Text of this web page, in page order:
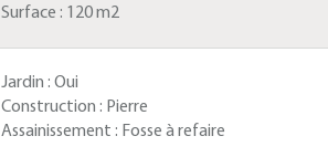
Surface : 120 m2
Jardin : Oui
Construction : Pierre
Assainissement : Fosse à refaire